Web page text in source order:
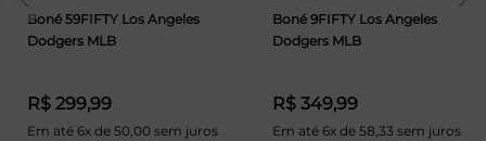
Boné 59FIFTY Los Angeles
Dodgers MLB
R$ 299,99
Em até 6x de 50,00 sem juros
Boné 9FIFTY Los Angeles
Dodgers MLB
R$ 349,99
Em até 6x de 58,33 sem juros